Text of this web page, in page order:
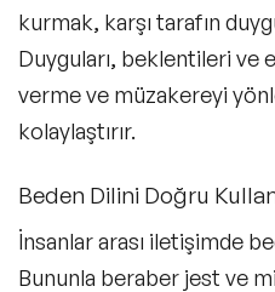
kurmak, karşı tarafın
Duyguları, beklentileri ve
verme ve müzakereyi
kolaylaştırır.
Beden Dilini Doğru
İnsanlar arası iletişimde
Bununla beraber jest ve